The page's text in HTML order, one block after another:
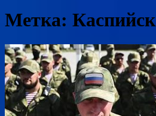
Метка: Каспийск